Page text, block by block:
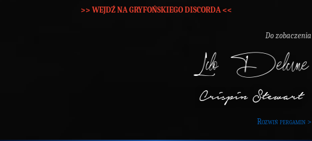
>> WEJDŹ NA GRYFOŃSKIEGO DISCORDA<<
Do zobaczenia
Rozwiń pergamin >